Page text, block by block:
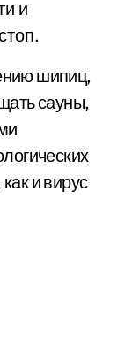
и
шипиц,
сауны,
и вирус